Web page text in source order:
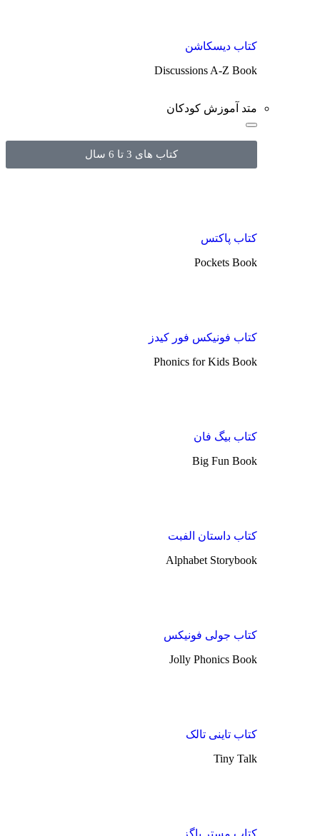
کتاب دیسکاشن
Discussions A-Z Book
متد آموزش کودکان
کتاب های 3 تا 6 سال
کتاب پاکتس
Pockets Book
کتاب فونیکس فور کیدز
Phonics for Kids Book
کتاب بیگ فان
Big Fun Book
کتاب داستان الفبت
Alphabet Storybook
کتاب جولی فونیکس
Jolly Phonics Book
کتاب تاینی تالک
Tiny Talk
کتاب مستر باگز